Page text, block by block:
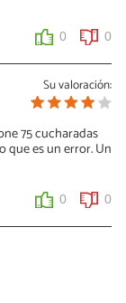
0 0
Su valoración:
75 cucharadas
que es un error. Un
0 0